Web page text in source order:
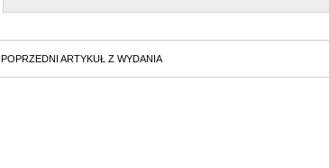
POPRZEDNI ARTYKUŁ Z WYDANIA